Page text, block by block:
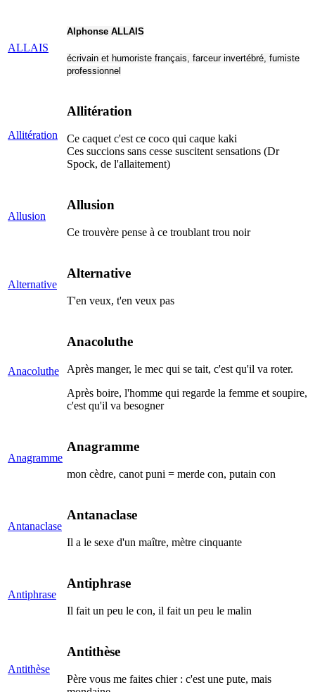
ALLAIS
Alphonse ALLAIS
écrivain et humoriste français, farceur invertébré, fumiste
professionnel
Allitération
Allitération
Ce caquet c'est ce coco qui caque kaki
Ces succions sans cesse suscitent sensations (Dr
Spock, de l'allaitement)
Allusion
Allusion
Ce trouvère pense à ce troublant trou noir
Alternative
Alternative
T'en veux, t'en veux pas
Anacoluthe
Anacoluthe
Après manger, le mec qui se tait, c'est qu'il va roter.
Après boire, l'homme qui regarde la femme et soupire,
c'est qu'il va besogner
Anagramme
Anagramme
mon cèdre, canot puni = merde con, putain con
Antanaclase
Antanaclase
Il a le sexe d'un maître, mètre cinquante
Antiphrase
Antiphrase
Il fait un peu le con, il fait un peu le malin
Antithèse
Antithèse
Père vous me faites chier : c'est une pute, mais